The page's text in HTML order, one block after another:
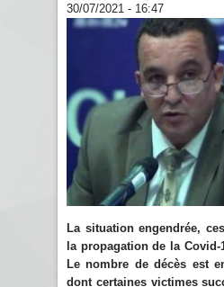
30/07/2021 - 16:47
La situation engendrée,
la propagation de la Covid-
Le nombre de décès est
dont certaines victimes